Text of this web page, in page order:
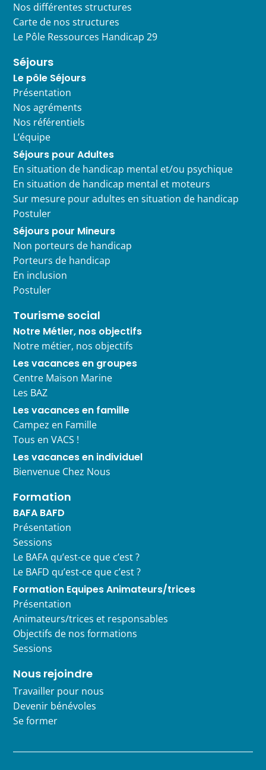
Nos différentes structures
Carte de nos structures
Le Pôle Ressources Handicap 29
Séjours
Le pôle Séjours
Présentation
Nos agréments
Nos référentiels
L’équipe
Séjours pour Adultes
En situation de handicap mental et/ou psychique
En situation de handicap mental et moteurs
Sur mesure pour adultes en situation de handicap
Postuler
Séjours pour Mineurs
Non porteurs de handicap
Porteurs de handicap
En inclusion
Postuler
Tourisme social
Notre Métier, nos objectifs
Notre métier, nos objectifs
Les vacances en groupes
Centre Maison Marine
Les BAZ
Les vacances en famille
Campez en Famille
Tous en VACS !
Les vacances en individuel
Bienvenue Chez Nous
Formation
BAFA BAFD
Présentation
Sessions
Le BAFA qu’est-ce que c’est ?
Le BAFD qu’est-ce que c’est ?
Formation Equipes Animateurs/trices
Présentation
Animateurs/trices et responsables
Objectifs de nos formations
Sessions
Nous rejoindre
Travailler pour nous
Devenir bénévoles
Se former